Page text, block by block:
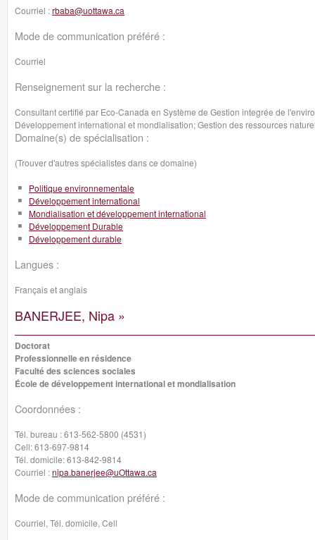
Courriel :rbaba@uottawa.ca
Mode de communication préféré :
Courriel
Renseignement sur la recherche :
Consultant certifié par Eco-Canada en Système de Gestion integrée de
Développement international et mondialisation; Gestion des ressources
Domaine(s) de spécialisation :
(Trouver d'autres spécialistes dans ce domaine)
Politique environnementale
Développement international
Mondialisation et développement international
Développement Durable
Développement durable
Langues :
Français et anglais
BANERJEE, Nipa »
Doctorat
Professionnelle en résidence
Faculté des sciences sociales
École de développement international et mondialisation
Coordonnées :
Tél. bureau :613-562-5800 (4531)
Cell:613-697-9814
Tél. domicile:613-842-9814
Courriel :nipa.banerjee@uOttawa.ca
Mode de communication préféré :
Courriel, Tél. domicile, Cell